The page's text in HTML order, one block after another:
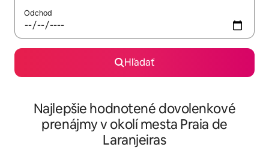
Odchod
Hľadať
Najlepšie hodnotené dovolenkové
prenájmy v okolí mesta Praia de
Laranjeiras